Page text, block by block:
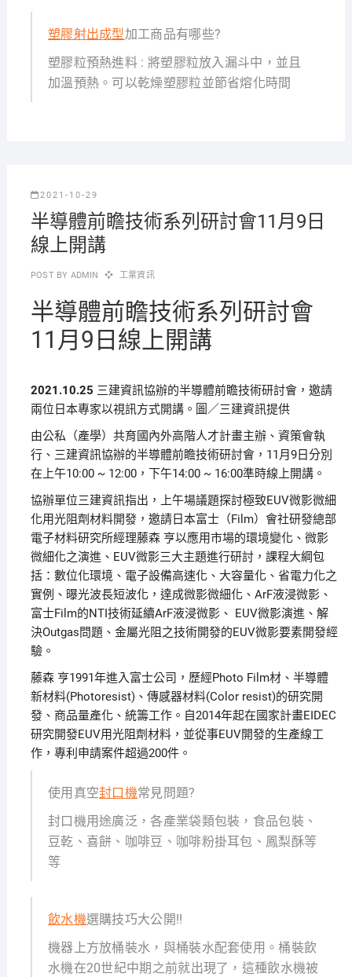
塑膠射出成型加工商品有哪些?
塑膠粒預熱進料 : 將塑膠粒放入漏斗中，並且
加溫預熱。可以乾燥塑膠粒並節省熔化時間
2021-10-29
半導體前瞻技術系列研討會11月9日
線上開講
POST BY ADMIN 工業資訊
半導體前瞻技術系列研討會
11月9日線上開講
2021.10.25 三建資訊協辦的半導體前瞻技術研討會，邀請
兩位日本專家以視訊方式開講。圖／三建資訊提供
由公私（產學）共育國內外高階人才計畫主辦、資策會執
行、三建資訊協辦的半導體前瞻技術研討會，11月9日分別
在上午10:00 ~ 12:00，下午14:00 ~ 16:00準時線上開講。
協辦單位三建資訊指出，上午場議題探討極致EUV微影微細
化用光阻劑材料開發，邀請日本富士（Film）會社研發總部
電子材料研究所經理藤森 亨以應用市場的環境變化、微影
微細化之演進、EUV微影三大主題進行研討，課程大綱包
括：數位化環境、電子設備高速化、大容量化、省電力化之
實例、曝光波長短波化，達成微影微細化、ArF液浸微影、
富士Film的NTI技術延續ArF液浸微影、 EUV微影演進、解
決Outgas問題、金屬光阻之技術開發的EUV微影要素開發經
驗。
藤森 亨1991年進入富士公司，歷經Photo Film材、半導體
新材料(Photoresist)、傳感器材料(Color resist)的研究開
發、商品量產化、統籌工作。自2014年起在國家計畫EIDEC
研究開發EUV用光阻劑材料，並從事EUV開發的生產線工
作，專利申請案件超過200件。
使用真空封口機常見問題?
封口機用途廣泛，各產業袋類包裝，食品包裝、
豆乾、喜餅、咖啡豆、咖啡粉掛耳包、鳳梨酥等
等
飲水機選購技巧大公開!!
機器上方放桶裝水，與桶裝水配套使用。桶裝飲
水機在20世紀中期之前就出現了，這種飲水機被